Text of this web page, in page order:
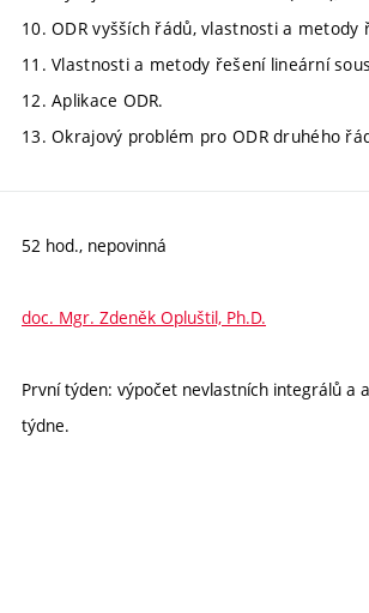
10. ODR vyšších řádů, vlastnosti a
11. Vlastnosti a metody řešení lineární
12. Aplikace ODR.
13. Okrajový problém pro ODR druhého
52 hod., nepovinná
doc. Mgr. Zdeněk Opluštil, Ph.D.
První týden: výpočet nevlastních integrálů a
týdne.